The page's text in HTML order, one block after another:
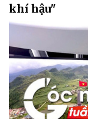
khí hậu"